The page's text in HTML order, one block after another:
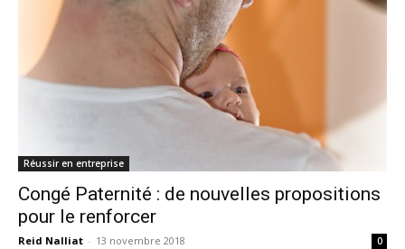
Réussir en entreprise
Congé Paternité : de nouvelles propositions
pour le renforcer
Reid Nalliat - 13 novembre 2018 0